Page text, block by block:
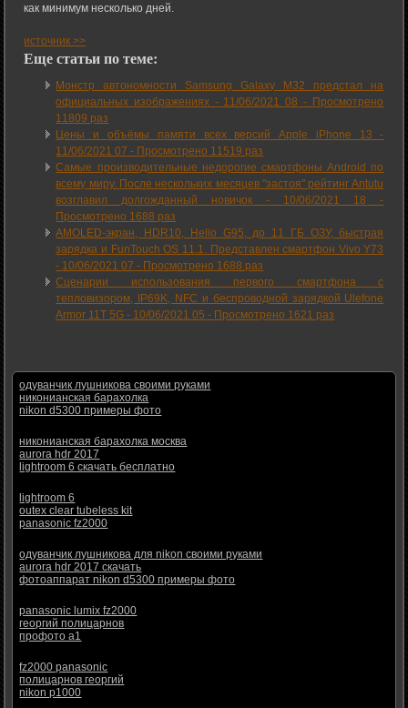
как минимум несколько дней.
источник >>
Еще статьи по теме:
Монстр автономности Samsung Galaxy M32 предстал на
официальных изображениях - 11/06/2021 08 - Просмотрено
11809 раз
Цены и объёмы памяти всех версий Apple iPhone 13 -
11/06/2021 07 - Просмотрено 11519 раз
Самые производительные недорогие смартфоны Android по
всему миру. После нескольких месяцев "застоя" рейтинг Antutu
возглавил долгожданный новичок - 10/06/2021 18
-
Просмотрено 1688 раз
AMOLED-экран, HDR10, Helio G95, до 11 ГБ ОЗУ, быстрая
зарядка и FunTouch OS 11.1. Представлен смартфон Vivo Y73
- 10/06/2021 07 - Просмотрено 1688 раз
Сценарии использования первого смартфона с
тепловизором, IP69K, NFC и беспроводной зарядкой Ulefone
Armor 11T 5G - 10/06/2021 05 - Просмотрено 1621 раз
одуванчик лушникова своими руками
никонианская барахолка
nikon d5300 примеры фото
никонианская барахолка москва
aurora hdr 2017
lightroom 6 скачать бесплатно
lightroom 6
outex clear tubeless kit
panasonic fz2000
одуванчик лушникова для nikon своими руками
aurora hdr 2017 скачать
фотоаппарат nikon d5300 примеры фото
panasonic lumix fz2000
георгий полицарнов
профото а1
fz2000 panasonic
полицарнов георгий
nikon p1000